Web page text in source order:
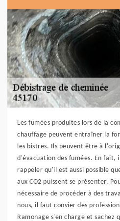
Les fumées produites lors de la
chauffage peuvent entraîner la
les bistres. Ils peuvent être à
d'évacuation des fumées. En fait,
rappeler qu'il est aussi possible
aux CO2 puissent se présenter.
nécessaire de procéder à des
nous, il faut convier des
Ramonage s'en charge et sachez